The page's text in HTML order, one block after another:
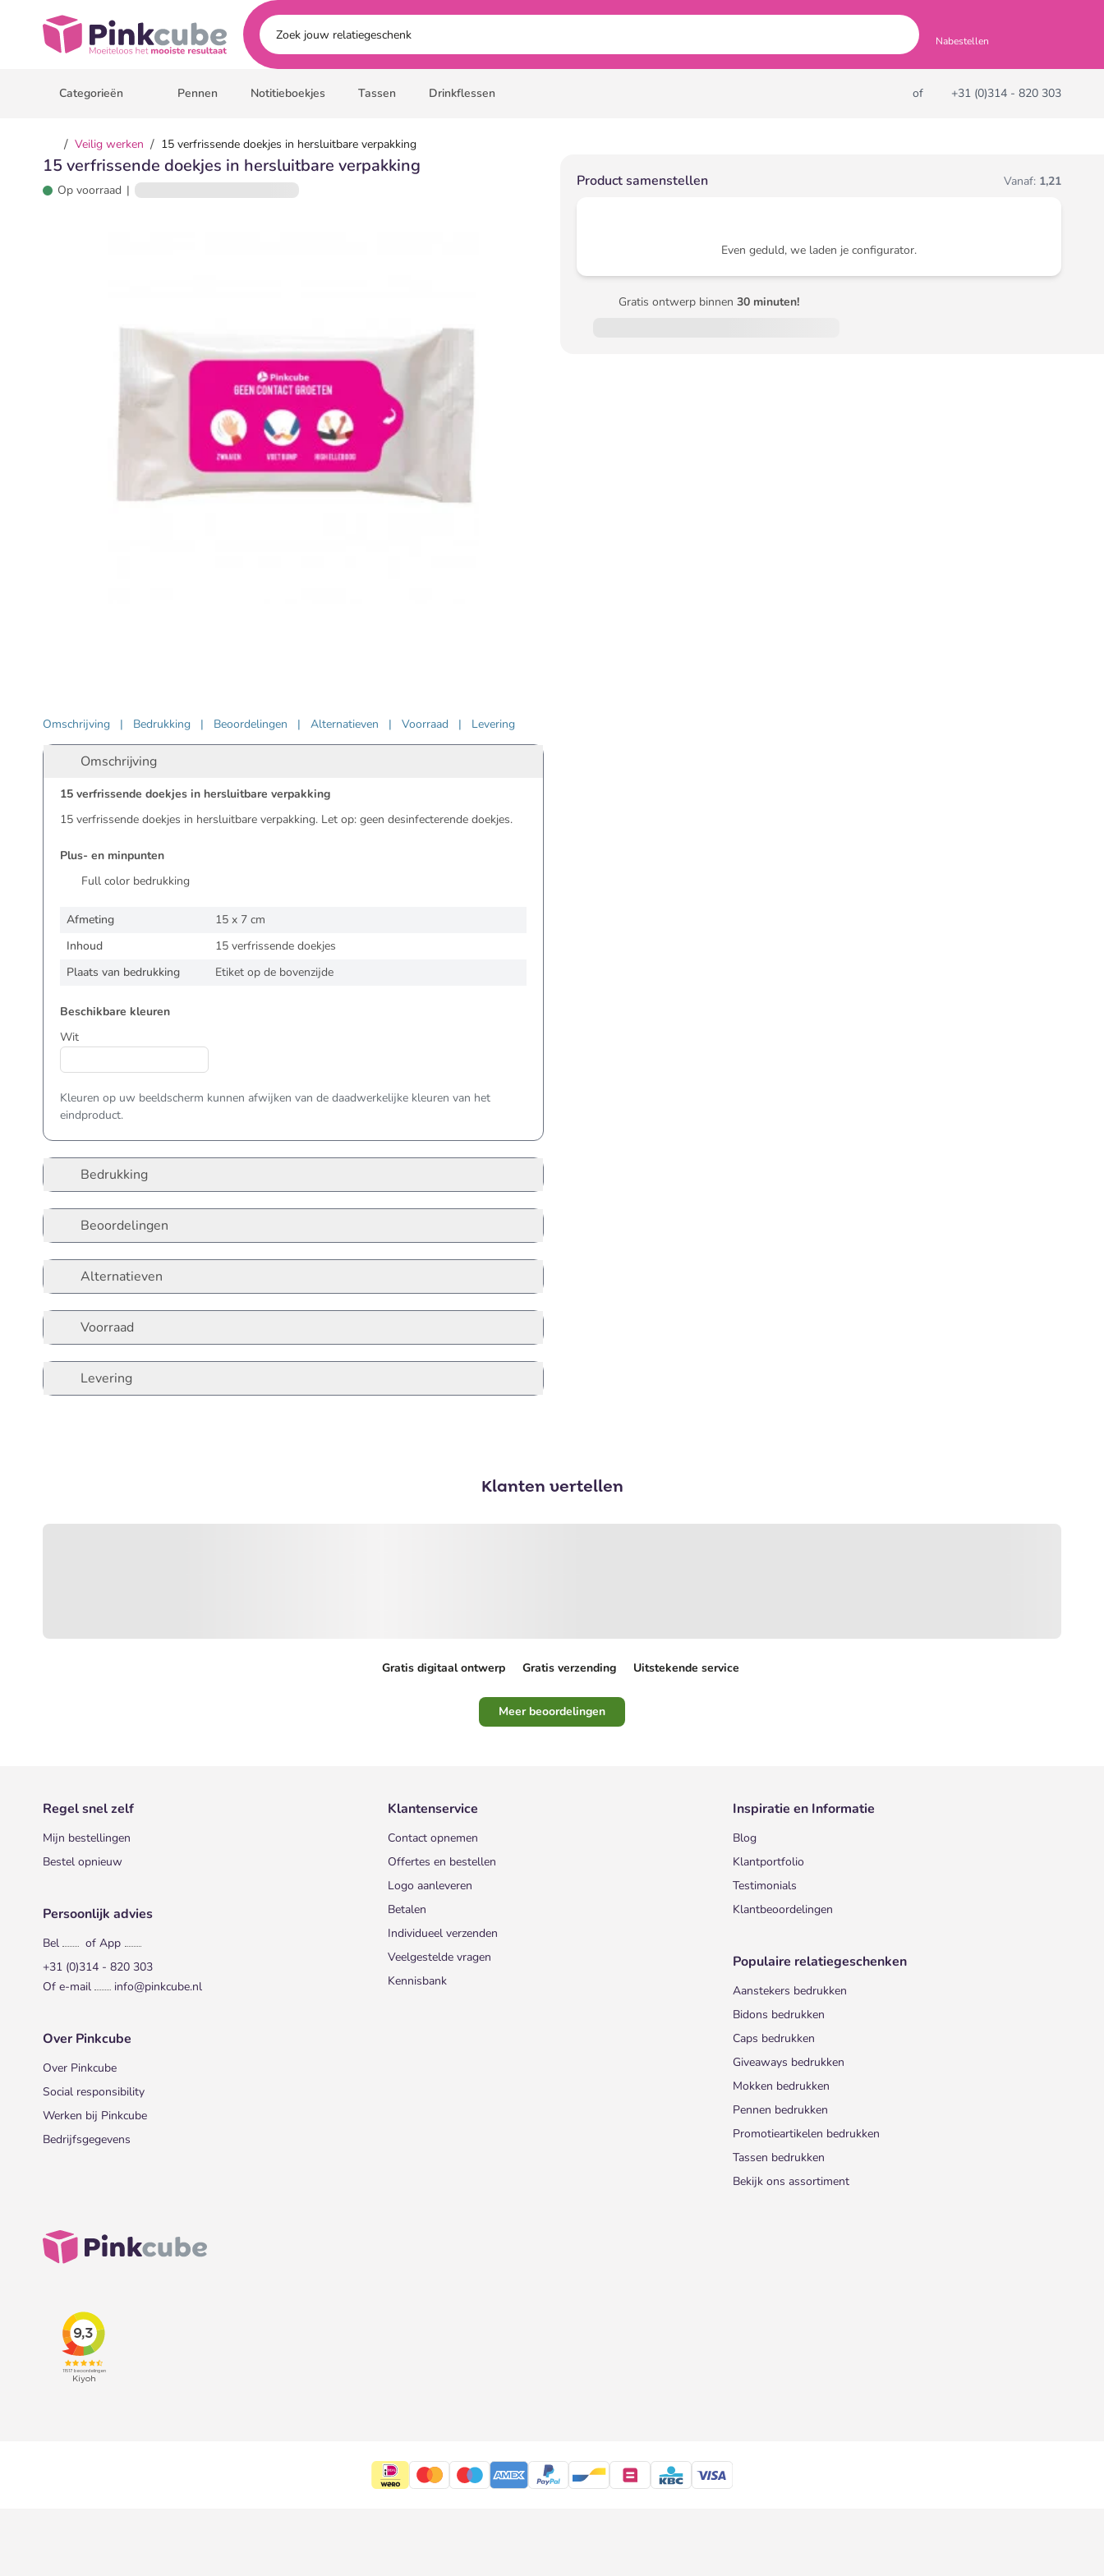
Pinkcube
Nabestellen
Categorieën Pennen Notitieboekjes Tassen Drinkflessen of +31 (0)314 - 820 303
/ Veilig werken / 15 verfrissende doekjes in hersluitbare verpakking
15 verfrissende doekjes in hersluitbare verpakking
Op voorraad |
Product samenstellen Vanaf: 1,21
Even geduld, we laden je configurator.
Gratis ontwerp binnen 30 minuten!
Omschrijving | Bedrukking | Beoordelingen | Alternatieven | Voorraad | Levering
Omschrijving
15 verfrissende doekjes in hersluitbare verpakking
15 verfrissende doekjes in hersluitbare verpakking. Let op: geen desinfecterende doekjes.
Plus- en minpunten
Full color bedrukking
Afmeting
15 x 7 cm
Inhoud
15 verfrissende doekjes
Plaats van bedrukking
Etiket op de bovenzijde
Beschikbare kleuren
Wit
Kleuren op uw beeldscherm kunnen afwijken van de daadwerkelijke kleuren van het
eindproduct.
Bedrukking
Beoordelingen
Alternatieven
Voorraad
Levering
Klanten vertellen
Gratis digitaal ontwerp Gratis verzending Uitstekende service
Meer beoordelingen
Regel snel zelf
Mijn bestellingen
Bestel opnieuw
Persoonlijk advies
Bel
of App
+31 (0)314 - 820 303
Of e-mail
info@pinkcube.nl
Over Pinkcube
Over Pinkcube
Social responsibility
Werken bij Pinkcube
Bedrijfsgegevens
Klantenservice
Contact opnemen
Offertes en bestellen
Logo aanleveren
Betalen
Individueel verzenden
Veelgestelde vragen
Kennisbank
Inspiratie en Informatie
Blog
Klantportfolio
Testimonials
Klantbeoordelingen
Populaire relatiegeschenken
Aanstekers bedrukken
Bidons bedrukken
Caps bedrukken
Giveaways bedrukken
Mokken bedrukken
Pennen bedrukken
Promotieartikelen bedrukken
Tassen bedrukken
Bekijk ons assortiment